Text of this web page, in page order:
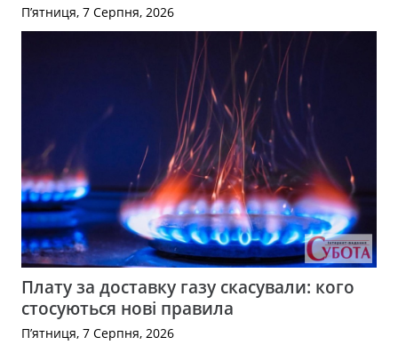
П’ятниця, 7 Серпня, 2026
Плату за доставку газу скасували: кого
стосуються нові правила
П’ятниця, 7 Серпня, 2026